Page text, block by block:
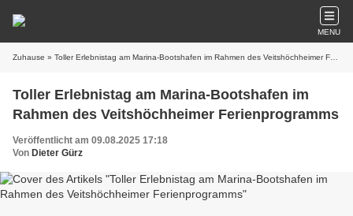
MENU
Zuhause » Toller Erlebnistag am Marina-Bootshafen im Rahmen des Veitshöchheimer Ferienprogramms
Toller Erlebnistag am Marina-Bootshafen im
Rahmen des Veitshöchheimer Ferienprogramms
Veröffentlicht am 09.08.2025 17:18
Von Dieter Gürz